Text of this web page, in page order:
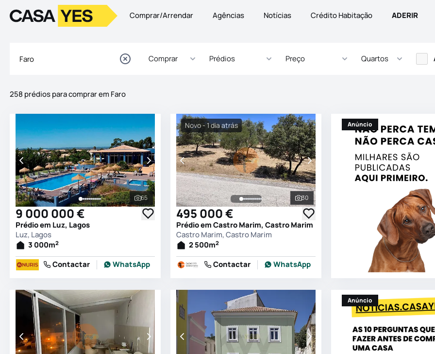
LogoIr para a homepage Comprar/Arrendar Agências Notícias Crédito Habitação ADERIR
Comprar Prédios Preço Quartos
258 prédios para comprar em Faro
Ver todas as fotografias
65
Boost
9 000 000 €
Prédio em Luz, Lagos
Luz, Lagos
3 000m2
Contactar WhatsApp
Ver todas as fotografias
30
Novo - 1 dia atrás
495 000 €
Prédio em Castro Marim, Castro Marim
Castro Marim, Castro Marim
2 500m2
Contactar WhatsApp
Anúncio
Anúncio